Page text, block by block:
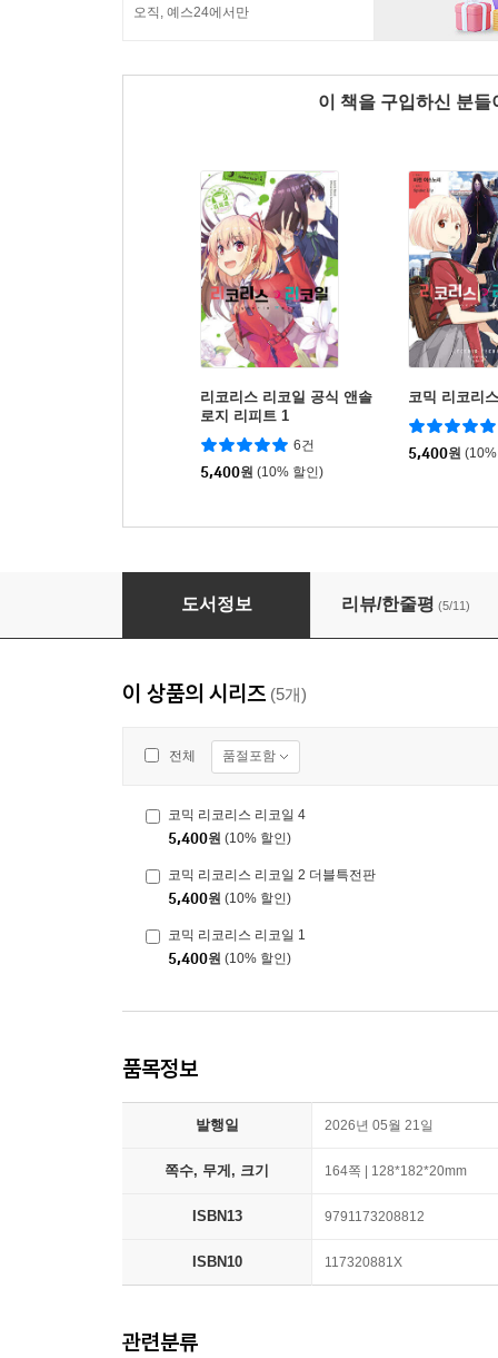
오직, 예스24에서만
이 책을 구입하신 분
리코리스 리코일 공식 앤솔
로지 리피트 1
6건
5,400원 (10% 할인)
코믹 리코리
5,400원
코믹 리코리스 리코일 3 더블특전판
도서정보 리뷰/한줄평 (5/11)
이 상품의 시리즈 (5개)
전체 품절포함
코믹 리코리스 리코일 4
5,400원 (10% 할인)
코믹 리코리스 리코일 2 더블특전판
5,400원 (10% 할인)
코믹 리코리스 리코일 1
5,400원 (10% 할인)
품목정보
발행일 2026년 05월 21일
쪽수, 무게, 크기 164쪽 | 128*182*20mm
ISBN13 9791173208812
ISBN10 117320881X
관련분류